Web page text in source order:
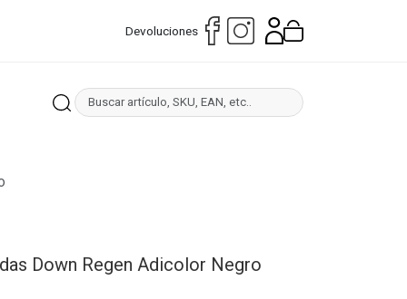
Devoluciones
Down Regen Adicolor Negro